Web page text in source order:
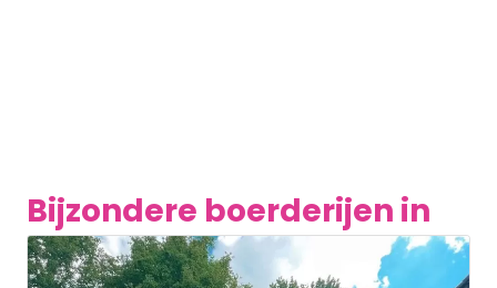
Bijzondere boerderijen in